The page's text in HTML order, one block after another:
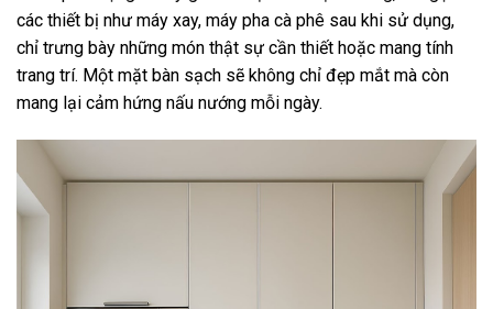
các thiết bị như máy xay, máy pha cà phê sau khi sử dụng,
chỉ trưng bày những món thật sự cần thiết hoặc mang tính
trang trí. Một mặt bàn sạch sẽ không chỉ đẹp mắt mà còn
mang lại cảm hứng nấu nướng mỗi ngày.